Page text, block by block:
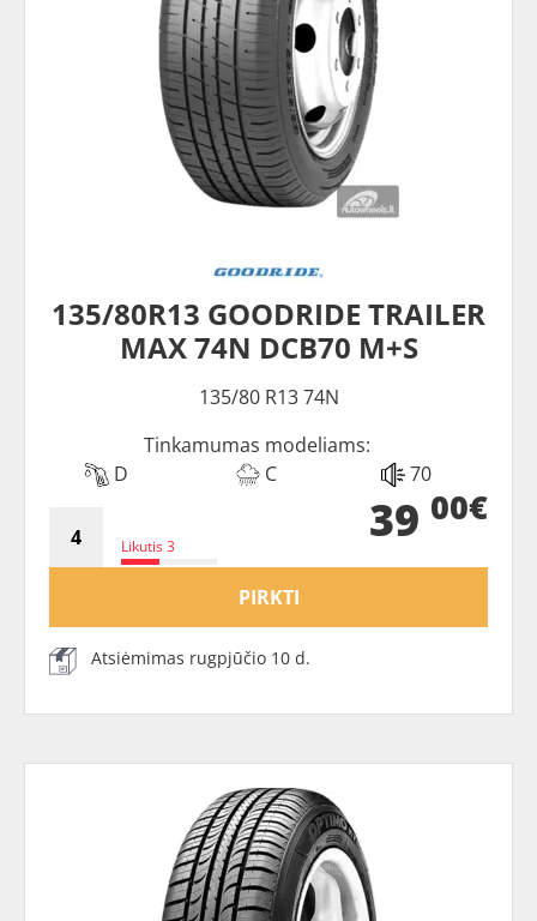
135/80R13 GOODRIDE TRAILER
MAX 74N DCB70 M+S
135/80 R13 74N
Tinkamumas modeliams:
D
C 70
Likutis 3 39 00€
PIRKTI
Atsiėmimas rugpjūčio 10 d.